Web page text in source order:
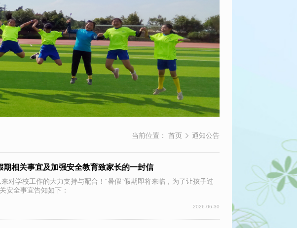
当前位置： 首页 通知公告
相关事宜及加强安全教育致家长的一封信
对学校工作的大力支持与配合！“暑假”假期即将来临，为了让孩子过
安全事宜告知如下：
2026-06-30